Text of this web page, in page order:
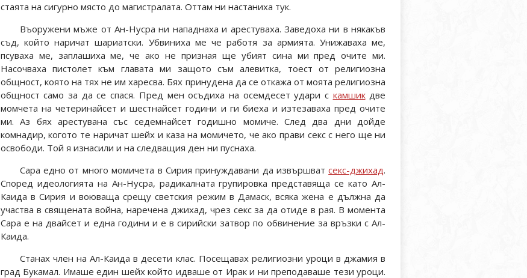
стаята на сигурно място до магистралата. Оттам ни настаниха тук.
Въоружени мъже от Ан-Нусра ни нападнаха и арестуваха. Заведоха ни в някакъв
съд, който наричат шариатски. Убвиниха ме че работя за армията. Унижаваха ме,
псуваха ме, заплашиха ме, че ако не призная ще убият сина ми пред очите ми.
Насочваха пистолет към главата ми защото съм алевитка, тоест от религиозна
общност, която на тях не им харесва. Бях принудена да се откажа от моята религиозна
общност само за да се спася. Пред мен осъдиха на осемдесет удари с камшикдве
момчета на четеринайсет и шестнайсет години и ги биеха и изтезаваха пред очите
ми. Аз бях арестувана със седемнайсет годишно момиче. След два дни дойде
комнадир, когото те наричат шейх и каза на момичето, че ако прави секс с него ще ни
освободи. Той я изнасили и на следващия ден ни пуснаха.
Сара едно от много момичета в Сирия принуждавани да извършватсекс-джихад.
Според идеологията на Ан-Нусра, радикалната групировка представяща се като Ал-
Каида в Сирия и воюваща срещу светския режим в Дамаск, всяка жена е дължна да
участва в священата война, наречена джихад, чрез секс за да отиде в рая. В момента
Сара е на двайсет и една години и е в сирийски затвор по обвинение за връзки с Ал-
Каида.
Станах член на Ал-Каида в десети клас. Посещавах религиозни уроци в джамия в
град Букамал. Имаше един шейх който идваше от Ирак и ни преподаваше тези уроци.